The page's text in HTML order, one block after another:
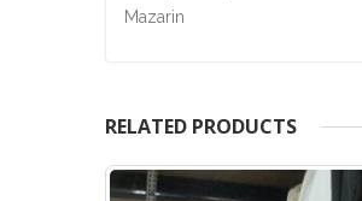
Mazarin
RELATED PRODUCTS